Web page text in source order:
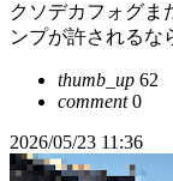
クソデカフォグま
ンプが許されるな
thumb_up 62
comment0
2026/05/23 11:36